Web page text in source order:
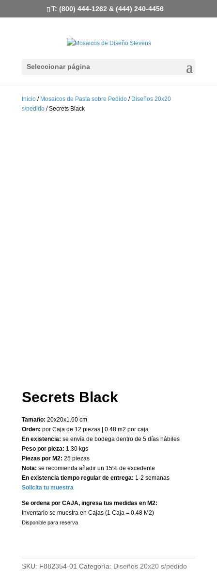
T: (800) 444-1262 & (444) 240-4456
Seleccionar página
Inicio/ Mosaicos de Pasta sobre Pedido/ Diseños 20x20
s/pedido/ Secrets Black
Secrets Black
Tamaño: 20x20x1.60 cm
Orden: por Caja de 12 piezas | 0.48 m2 por caja
En existencia: se envía de bodega dentro de 5 días hábiles
Peso por pieza: 1.30 kgs
Piezas por M2: 25 piezas
Nota: se recomienda añadir un 15% de excedente
En existencia tiempo regular de entrega: 1-2 semanas
Solicita tu muestra
Se ordena por CAJA, ingresa tus medidas en M2:
Inventario se muestra en Cajas (1 Caja = 0.48 M2)
Disponible para reserva
SKU: F882354-01 Categoría: Diseños 20x20 s/pedido